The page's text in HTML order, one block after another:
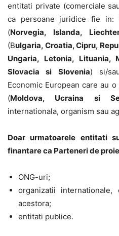
entitati private (comerciale
ca persoane juridice fie in:
(Norvegia, Islanda,
(Bulgaria, Croatia, Cipru,
Ungaria, Letonia, Lituania,
Slovacia si Slovenia) si/
Economic European care au
(Moldova, Ucraina si
internationala, organism sau
Doar urmatoarele entitati
finantare ca Parteneri de
ONG-uri;
organizatii
acestora;
entitati publice.